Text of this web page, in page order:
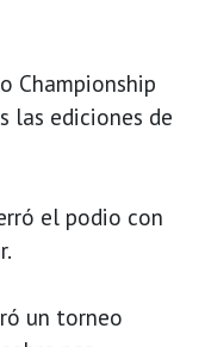
Championship
las ediciones de
el podio con
un torneo